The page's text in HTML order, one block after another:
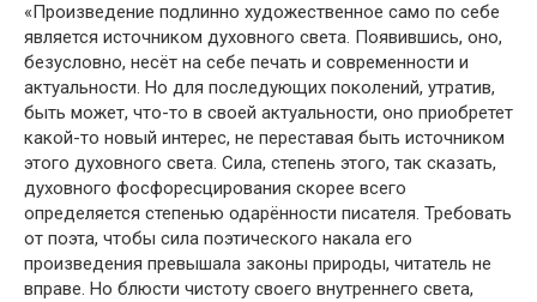
«Произведение подлинно художественное само по себе
является источником духовного света. Появившись, оно,
безусловно, несёт на себе печать и современности и
актуальности. Но для последующих поколений, утратив,
быть может, что-то в своей актуальности, оно приобретет
какой-то новый интерес, не переставая быть источником
этого духовного света. Сила, степень этого, так сказать,
духовного фосфоресцирования скорее всего
определяется степенью одарённости писателя. Требовать
от поэта, чтобы сила поэтического накала его
произведения превышала законы природы, читатель не
вправе. Но блюсти чистоту своего внутреннего света,